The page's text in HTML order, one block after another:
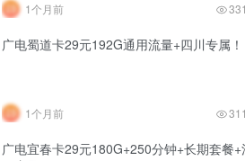
1个月前
广电蜀道卡29元192G通用流量+四川专属！
1个月前
广电宜春卡29元180G+250分钟+长期套餐+